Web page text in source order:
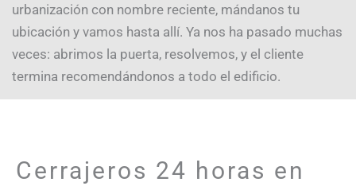
urbanización con nombre reciente, mándanos tu
ubicación y vamos hasta allí. Ya nos ha pasado muchas
veces: abrimos la puerta, resolvemos, y el cliente
termina recomendándonos a todo el edificio.
Cerrajeros 24 horas en